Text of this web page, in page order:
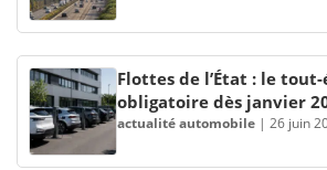
Flottes de l’État : le
obligatoire dès janvier
actualité automobile | 26 juin